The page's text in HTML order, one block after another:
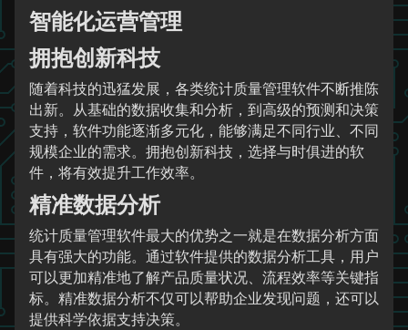
智能化运营管理
拥抱创新科技
随着科技的迅猛发展，各类统计质量管理软件不断推陈
出新。从基础的数据收集和分析，到高级的预测和决策
支持，软件功能逐渐多元化，能够满足不同行业、不同
规模企业的需求。拥抱创新科技，选择与时俱进的软
件，将有效提升工作效率。
精准数据分析
统计质量管理软件最大的优势之一就是在数据分析方面
具有强大的功能。通过软件提供的数据分析工具，用户
可以更加精准地了解产品质量状况、流程效率等关键指
标。精准数据分析不仅可以帮助企业发现问题，还可以
提供科学依据支持决策。